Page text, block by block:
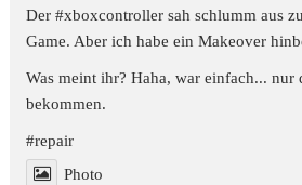
Der #xboxcontroller sah schlumm aus
Game. Aber ich habe ein Makeover
Was meint ihr? Haha, war einfach... nur
bekommen.
#repair
Photo